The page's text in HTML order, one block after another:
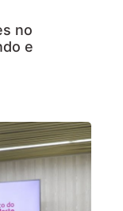
no
e